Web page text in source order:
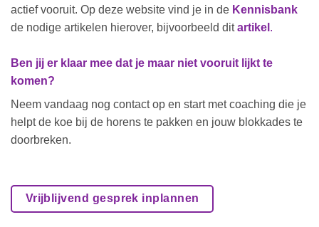
actief vooruit. Op deze website vind je in de Kennisbank
de nodige artikelen hierover, bijvoorbeeld ditartikel .
Ben jij er klaar mee dat je maar niet vooruit lijkt te
komen?
Neem vandaag nog contact op en start met coaching die je
helpt de koe bij de horens te pakken en jouw blokkades te
doorbreken.
Vrijblijvend gesprek inplannen